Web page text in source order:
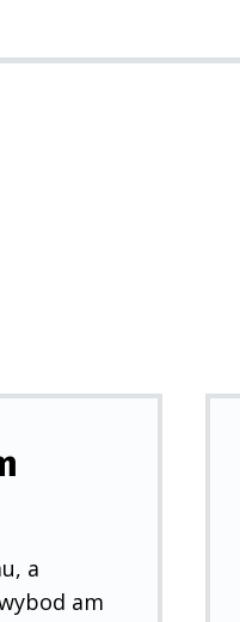
a
am